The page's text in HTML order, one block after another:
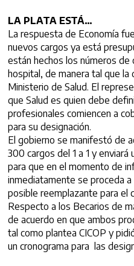
LA PLATA ESTÁ…
La respuesta de Economía
nuevos cargos ya está
están hechos los números de
hospital, de manera tal que la
Ministerio de Salud. El
que Salud es quien debe
profesionales comiencen a
para su designación.
El gobierno se manifestó de
300 cargos del 1 a 1 y
para que en el momento de
inmediatamente se proceda
posible reemplazante para el
Respecto a los Becarios de
de acuerdo en que ambos
tal como plantea CICOP y
un cronograma para las